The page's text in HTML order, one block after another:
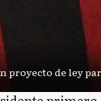
proyecto de ley